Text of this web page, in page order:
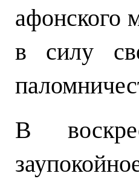
афонского
в силу
В